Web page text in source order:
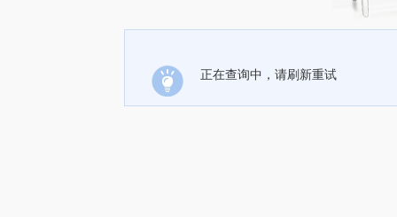
正在查询中，请刷新重试